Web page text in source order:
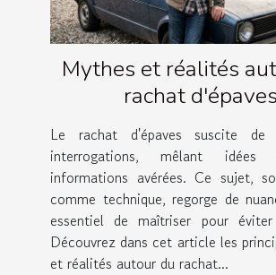
Mythes et réalités
rachat d'épaves
Le rachat d'épaves suscite de
interrogations, mêlant
informations avérées. Ce sujet,
comme technique, regorge de
essentiel de maîtriser pour
Découvrez dans cet article les
et réalités autour du rachat...